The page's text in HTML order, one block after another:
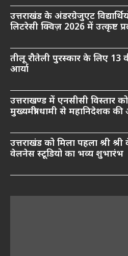
उत्तराखंड के अंडरग्रेजुएट
लिटरेसी क्विज़ 2026 में उत्कृष्ट
तीलू रौतेली पुरस्कार के लिए 13
आर्या
उत्तराखण्ड में एनसीसी विस्तार
मुख्यमंत्री धामी से महानिदेशक
उत्तराखंड को मिला पहला श्री
वेलनेस स्टूडियो का भव्य शुभारंभ